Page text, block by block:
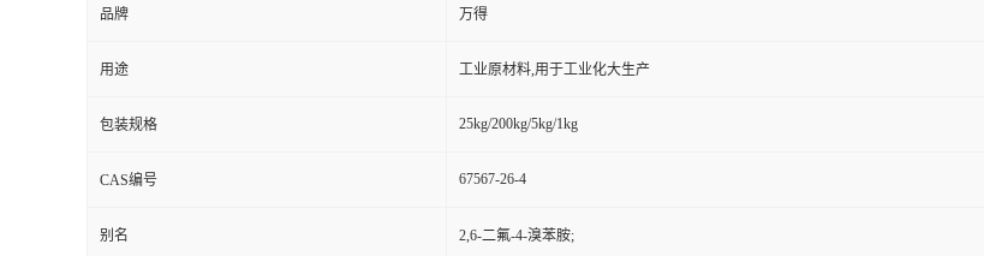
品牌 万得
用途 工业原材料,用于工业化大生产
包装规格 25kg/200kg/5kg/1kg
CAS编号 67567-26-4
别名 2,6-二氟-4-溴苯胺;